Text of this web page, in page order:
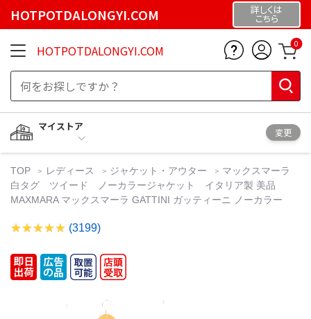
HOTPOTDALONGYI.COM 詳しくは
こちら
HOTPOTDALONGYI.COM 0
マイストア
変更
TOP レディース ジャケット・アウター
マックスマーラ
白タグ ツイード ノーカラージャケット イタリア製 美品
MAXMARA マックスマーラ GATTINI ガッティーニ ノーカラー
(3199)